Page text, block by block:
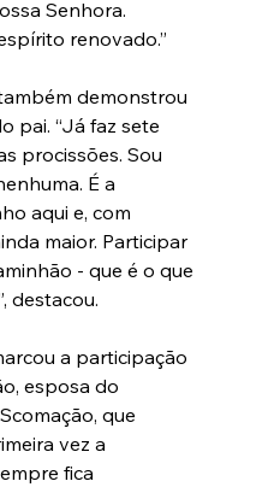
Senhora.
renovado.”
demonstrou
pai. “Já faz sete
procissões. Sou
É a
aqui e, com
maior. Participar
- que é o que
destacou.
a participação
esposa do
que
vez a
fica